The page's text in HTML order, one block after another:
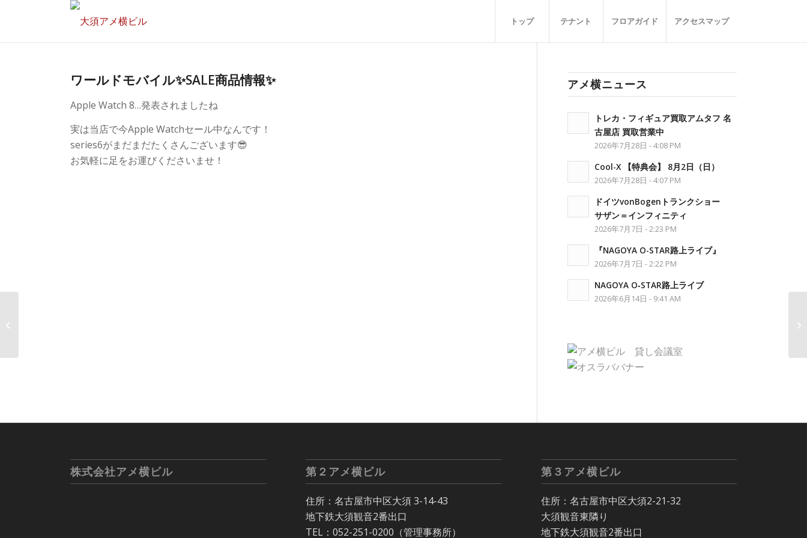
トップ テナント フロアガイド アクセスマップ
ワールドモバイル✨SALE商品情報✨
Apple Watch 8…発表されましたね
実は当店で今Apple Watchセール中なんです！
series6がまだまだたくさんございます😎
お気軽に足をお運びくださいませ！
アメ横ニュース
トレカ・フィギュア買取アムタフ 名
古屋店 買取営業中
2026年7月28日 - 4:08 PM
Cool-X 【特典会】 8月2日（日）
2026年7月28日 - 4:07 PM
ドイツvonBogenトランクショー
サザン＝インフィニティ
2026年7月7日 - 2:23 PM
『NAGOYA O-STAR路上ライブ』
2026年7月7日 - 2:22 PM
NAGOYA O‐STAR路上ライブ
2026年6月14日 - 9:41 AM
株式会社アメ横ビル 第２アメ横ビル
住所：名古屋市中区大須 3-14-43
地下鉄大須観音2番出口
TEL：052-251-0200（管理事務所）
第３アメ横ビル
住所：名古屋市中区大須2-21-32
大須観音東隣り
地下鉄大須観音2番出口